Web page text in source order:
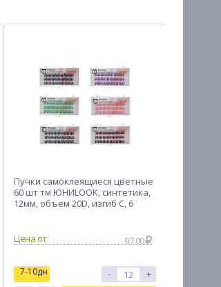
Пучки самоклеящиеся цветные
60 шт тм ЮНИLOOK, синтетика,
12мм, объем 20D, изгиб C, 6
97.00
7-10дн - +